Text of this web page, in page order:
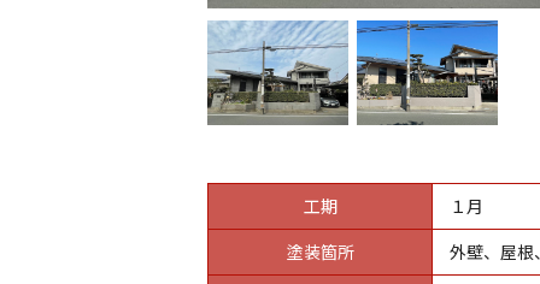
工期
１月
塗装箇所
外壁、屋根